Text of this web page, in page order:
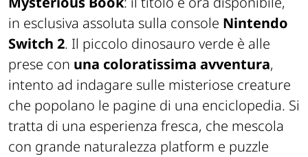
in esclusiva assoluta sulla console Nintendo
Switch 2. Il piccolo dinosauro verde è alle
prese con una coloratissima avventura,
intento ad indagare sulle misteriose creature
che popolano le pagine di una enciclopedia. Si
tratta di una esperienza fresca, che mescola
con grande naturalezza platform e puzzle